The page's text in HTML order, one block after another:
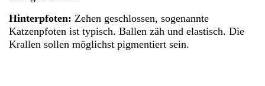
Hinterpfoten: Zehen geschlossen, sogenannte
Katzenpfoten ist typisch. Ballen zäh und elastisch. Die
Krallen sollen möglichst pigmentiert sein.